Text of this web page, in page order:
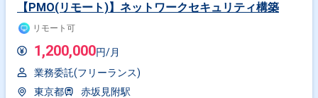
【PMO(リモート)】ネットワークセキュリティ構築
リモート可
1,200,000円/月
業務委託(フリーランス)
東京都
赤坂見附駅